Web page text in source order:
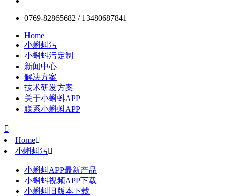
0769-82865682 / 13480687841
Home
小蝌蚪污
小蝌蚪污定制
新闻中心
解决方案
技术研发方案
关于小蝌蚪APP
联系小蝌蚪APP

Home
小蝌蚪污
小蝌蚪APP最新产品
小蝌蚪视频APP下载
小蝌蚪旧版本下载